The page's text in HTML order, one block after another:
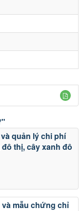
quản lý chi phí
thị, cây xanh đô
mẫu chứng chỉ